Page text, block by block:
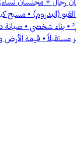
(البدروم) •
على شارعين 20م و30م • أرض
مستقبلاً • قيمة